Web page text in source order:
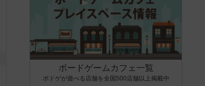
ボードゲームカフェ一覧
ボドゲが遊べる店舗を全国500店舗以上掲載中